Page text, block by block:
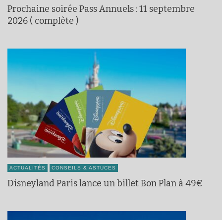
Prochaine soirée Pass Annuels : 11 septembre
2026 ( complète )
ACTUALITÉS CONSEILS & ASTUCES
Disneyland Paris lance un billet Bon Plan à 49€